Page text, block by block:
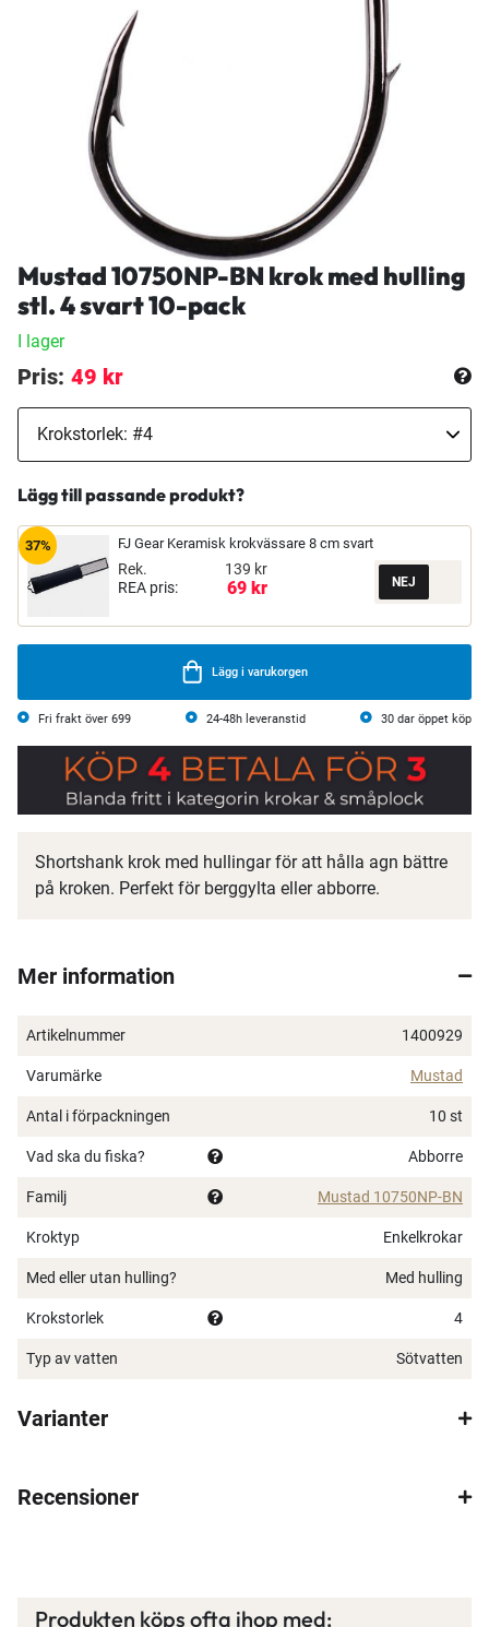
varje månad och mycket mer. Spara tusenlappar
×
Mustad 10750NP-BN krok med hulling
stl. 4 svart 10-pack
I lager
Pris: 49 kr
Lägg till passande produkt?
37% FJ Gear Keramisk krokvässare 8 cm svart
Rek.
139 kr
REA pris:
69 kr
Lägg i varukorgen
Fri frakt över 699 24-48h leveranstid 30 dar öppet köp
Shortshank krok med hullingar för att hålla agn bättre
på kroken. Perfekt för berggylta eller abborre.
Mer information
Artikelnummer 1400929
Varumärke Mustad
Antal i förpackningen 10 st
Vad ska du fiska? Abborre
Familj Mustad 10750NP-BN
Kroktyp Enkelkrokar
Med eller utan hulling? Med hulling
Krokstorlek 4
Typ av vatten Sötvatten
Varianter
Recensioner
Produkten köps ofta ihop med: